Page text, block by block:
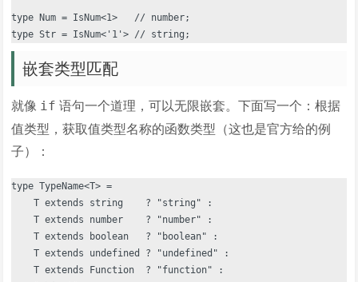
type Num = IsNum<1>   // number;
嵌套类型匹配
就像 if 语句一个道理，可以无限嵌套。下面写一个：根据
值类型，获取值类型名称的函数类型（这也是官方给的例
子）：
type TypeName<T> =
    T extends string    ? "string" :
    T extends number    ? "number" :
    T extends boolean   ? "boolean" :
    T extends undefined ? "undefined" :
    T extends Function  ? "function" :